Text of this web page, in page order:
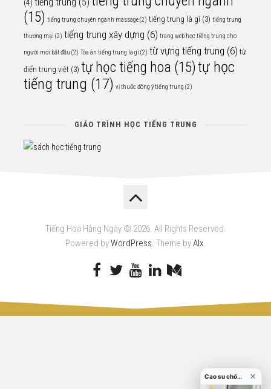
(4)
(15) tiếng trung chuyên ngành massage(2) tiếng trung là gì (3) tiếng trung
thương mại (2) tiếng trung xây dựng (6) trang web học tiếng trung cho
người mới bắt đầu (2) Tòa án tiếng trung là gì (2) từ vựng tiếng trung (6) từ
điển trung việt (3) tự học tiếng hoa (15)tự học
tiếng trung (17) vị thuốc đông ý tiếng trung (2)
GIÁO TRÌNH HỌC TIẾNG TRUNG
Tiếng Hoa Hằng Ngày © 2026. All Rights Reserved.
Powered byWordPress. Theme byAlx.
Cao su chống va đập cửa